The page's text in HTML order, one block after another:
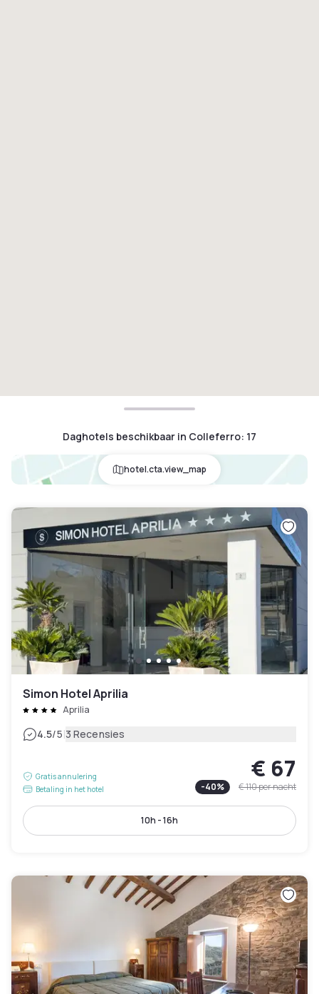
Daghotels beschikbaar in Colleferro: 17
hotel.cta.view_map
Simon Hotel Aprilia
Aprilia
4.5/5|3 Recensies
Gratis annulering
Betaling in het hotel
€ 67
-40% € 110per nacht
10h - 16h